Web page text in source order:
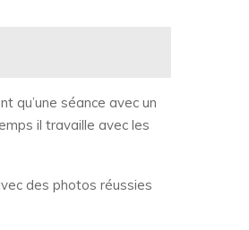
qu’une séance avec un
il travaille avec les
des photos réussies